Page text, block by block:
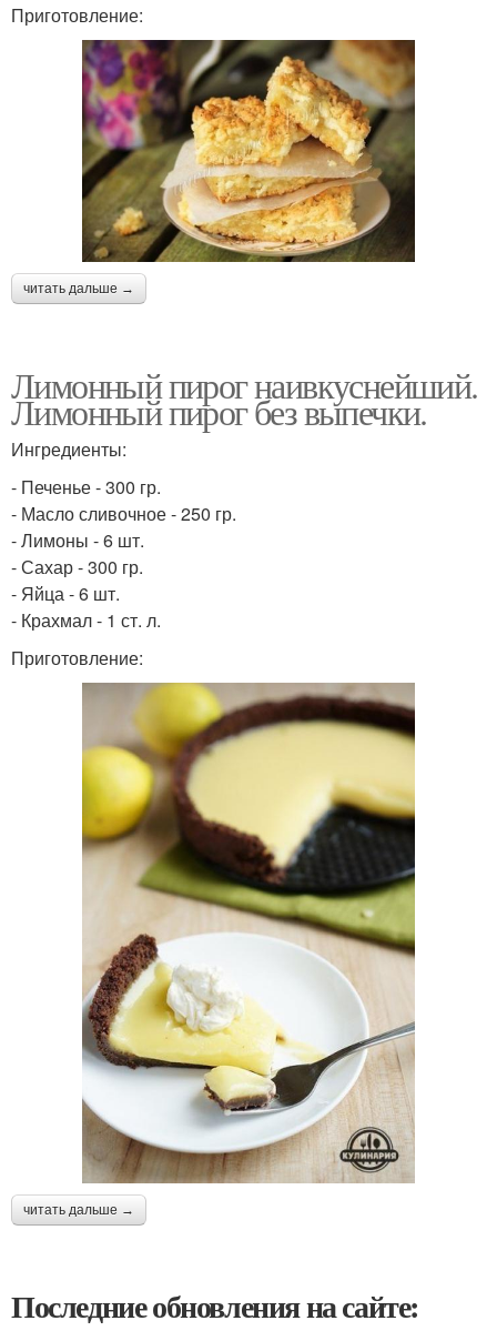
Приготовление:
читать дальше →
Лимонный пирог наивкуснейший.
Лимонный пирог без выпечки.
Ингредиенты:
- Печенье - 300 гр.
- Масло сливочное - 250 гр.
- Лимоны - 6 шт.
- Сахар - 300 гр.
- Яйца - 6 шт.
- Крахмал - 1 ст. л.
Приготовление:
читать дальше →
Последние обновления на сайте: